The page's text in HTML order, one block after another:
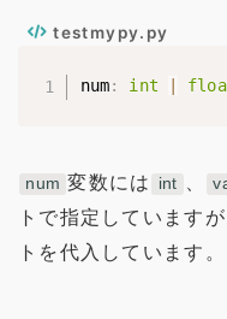
testmypy.py
num: int
num 変数には int 、
トで指定しています
トを代入しています。